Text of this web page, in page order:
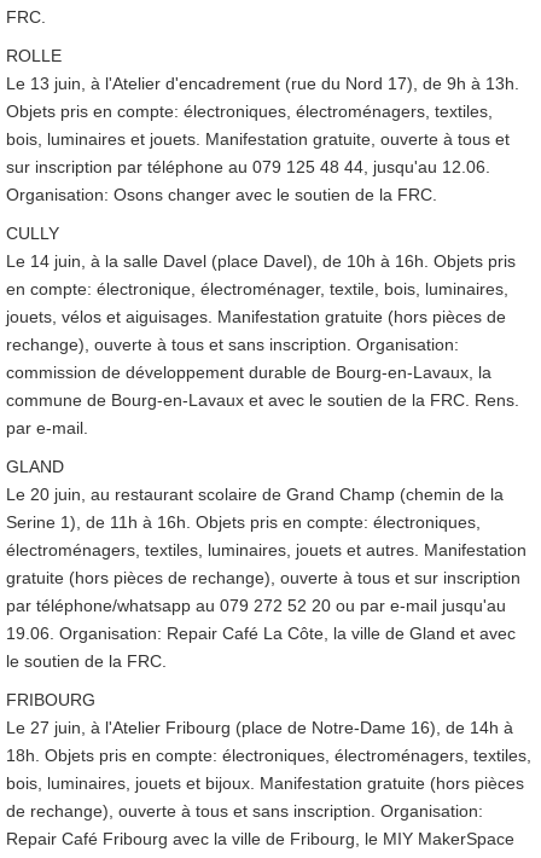
FRC.
ROLLE
Le 13 juin, à l'Atelier d'encadrement (rue du Nord 17), de 9h à 13h.
Objets pris en compte: électroniques, électroménagers, textiles,
bois, luminaires et jouets. Manifestation gratuite, ouverte à tous et
sur inscription par téléphone au 079 125 48 44, jusqu'au 12.06.
Organisation: Osons changer avec le soutien de la FRC.
CULLY
Le 14 juin, à la salle Davel (place Davel), de 10h à 16h. Objets pris
en compte: électronique, électroménager, textile, bois, luminaires,
jouets, vélos et aiguisages. Manifestation gratuite (hors pièces de
rechange), ouverte à tous et sans inscription. Organisation:
commission de développement durable de Bourg-en-Lavaux, la
commune de Bourg-en-Lavaux et avec le soutien de la FRC. Rens.
par e-mail.
GLAND
Le 20 juin, au restaurant scolaire de Grand Champ (chemin de la
Serine 1), de 11h à 16h. Objets pris en compte: électroniques,
électroménagers, textiles, luminaires, jouets et autres. Manifestation
gratuite (hors pièces de rechange), ouverte à tous et sur inscription
par téléphone/whatsapp au 079 272 52 20 ou par e-mail jusqu'au
19.06. Organisation: Repair Café La Côte, la ville de Gland et avec
le soutien de la FRC.
FRIBOURG
Le 27 juin, à l'Atelier Fribourg (place de Notre-Dame 16), de 14h à
18h. Objets pris en compte: électroniques, électroménagers, textiles,
bois, luminaires, jouets et bijoux. Manifestation gratuite (hors pièces
de rechange), ouverte à tous et sans inscription. Organisation:
Repair Café Fribourg avec la ville de Fribourg, le MIY MakerSpace